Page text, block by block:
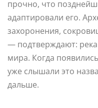
прочно, что
адаптировали его.
захоронения,
— подтверждают:
мира. Когда
уже слышали это
дальше.